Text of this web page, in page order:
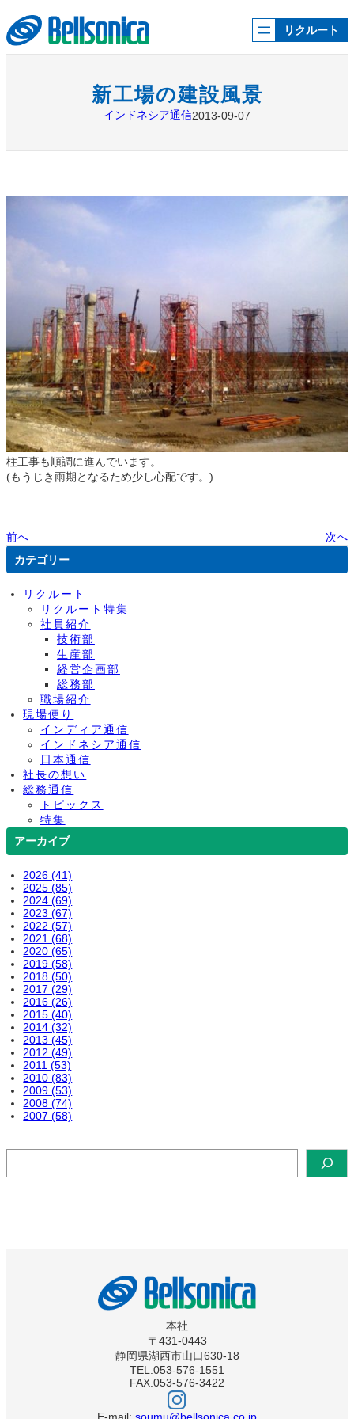
容
を
ス
リクルート
新工場の建設風景
インドネシア通信2013-09-07
柱工事も順調に進んでいます。
(もうじき雨期となるため少し心配です。)
前へ
次へ
カテゴリー
リクルート
リクルート特集
社員紹介
技術部
生産部
経営企画部
総務部
職場紹介
現場便り
インディア通信
インドネシア通信
日本通信
社長の想い
総務通信
トピックス
特集
アーカイブ
2026 (41)
2025 (85)
2024 (69)
2023 (67)
2022 (57)
2021 (68)
2020 (65)
2019 (58)
2018 (50)
2017 (29)
2016 (26)
2015 (40)
2014 (32)
2013 (45)
2012 (49)
2011 (53)
2010 (83)
2009 (53)
2008 (74)
2007 (58)
本社
〒431-0443
静岡県湖西市山口630-18
TEL.053-576-1551
FAX.053-576-3422
ベ
ル
ソ